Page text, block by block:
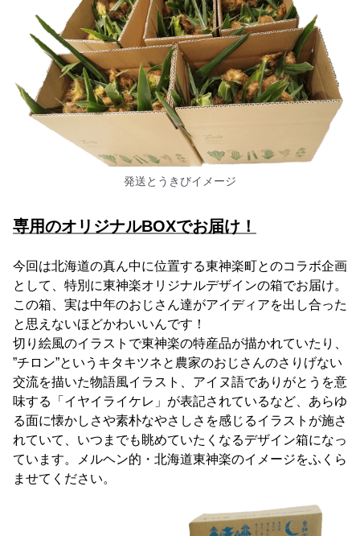
発送とうきびイメージ
専用のオリジナルBOXでお届け！
今回は北海道の真ん中に位置する東神楽町とのコラボ企画
として、特別に東神楽オリジナルデザインの箱でお届け。
この箱、実は中年のおじさん達がアイディアを出し合った
と思えないほどかわいいんです！
切り絵風のイラストで東神楽の特産品が描かれていたり、
”チロン”というキタキツネと農家のおじさんのさりげない
交流を描いた物語風イラスト、アイヌ語でありがとうを意
味する「イヤイライケレ」が表記されているなど、あらゆ
る面に懐かしさや素朴なやさしさを感じるイラストが施さ
れていて、いつまでも眺めていたくなるデザイン箱になっ
ています。メルヘン的・北海道東神楽のイメージをふくら
ませてください。